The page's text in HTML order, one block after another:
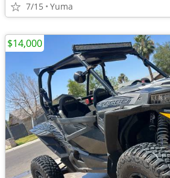
7/15 Yuma
$14,000